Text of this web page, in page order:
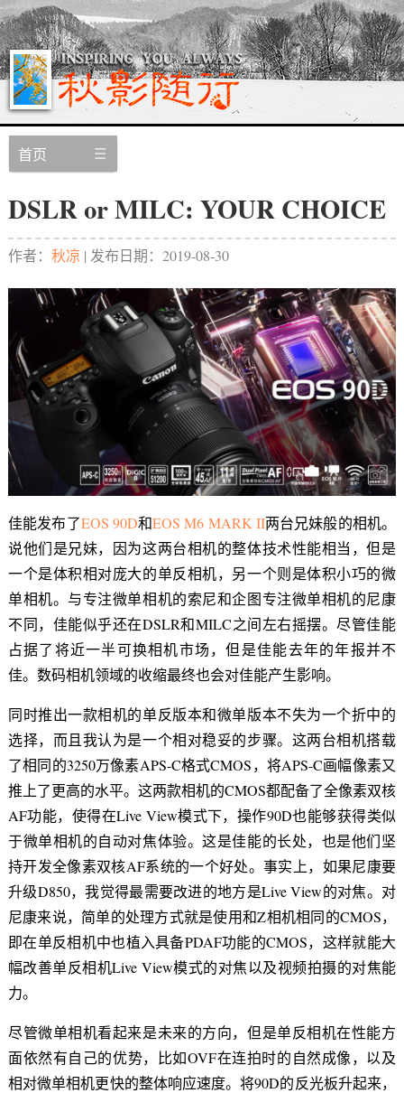
首页
DSLR or MILC: YOUR CHOICE
作者： 秋凉 | 发布日期： 2019-08-30
佳能发布了EOS 90D和EOS M6 MARK II两台兄妹般的相机。
说他们是兄妹，因为这两台相机的整体技术性能相当，但是
一个是体积相对庞大的单反相机，另一个则是体积小巧的微
单相机。与专注微单相机的索尼和企图专注微单相机的尼康
不同，佳能似乎还在DSLR和MILC之间左右摇摆。尽管佳能
占据了将近一半可换相机市场，但是佳能去年的年报并不
佳。数码相机领域的收缩最终也会对佳能产生影响。
同时推出一款相机的单反版本和微单版本不失为一个折中的
选择，而且我认为是一个相对稳妥的步骤。这两台相机搭载
了相同的3250万像素APS-C格式CMOS，将APS-C画幅像素又
推上了更高的水平。这两款相机的CMOS都配备了全像素双核
AF功能，使得在Live View模式下，操作90D也能够获得类似
于微单相机的自动对焦体验。这是佳能的长处，也是他们坚
持开发全像素双核AF系统的一个好处。事实上，如果尼康要
升级D850，我觉得最需要改进的地方是Live View的对焦。对
尼康来说，简单的处理方式就是使用和Z相机相同的CMOS，
即在单反相机中也植入具备PDAF功能的CMOS，这样就能大
幅改善单反相机Live View模式的对焦以及视频拍摄的对焦能
力。
尽管微单相机看起来是未来的方向，但是单反相机在性能方
面依然有自己的优势，比如OVF在连拍时的自然成像，以及
相对微单相机更快的整体响应速度。将90D的反光板升起来，